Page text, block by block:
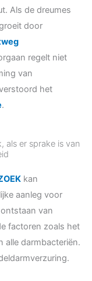
Als de dreumes
door
regelt niet
van
het
.
als er sprake is van
kan
aanleg voor
van
factoren zoals het
alle darmbacteriën.